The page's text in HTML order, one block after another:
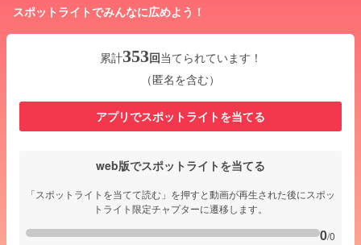
スポットライトでみんなに広めよう！
累計353回当てられています！
（匿名を含む）
アプリでスポットライトを当てる
web版でスポットライトを当てる
「スポットライトを当てて読む」を押すと動画が再生された後にスポッ
トライト限定チャプターに遷移します。
0/0